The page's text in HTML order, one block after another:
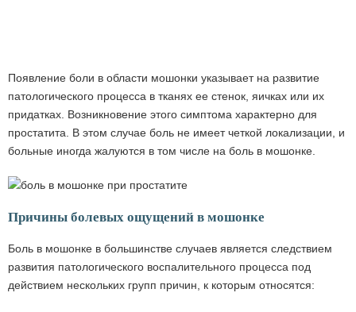
Появление боли в области мошонки указывает на развитие
патологического процесса в тканях ее стенок, яичках или их
придатках. Возникновение этого симптома характерно для
простатита. В этом случае боль не имеет четкой локализации, и
больные иногда жалуются в том числе на боль в мошонке.
Причины болевых ощущений в мошонке
Боль в мошонке в большинстве случаев является следствием
развития патологического воспалительного процесса под
действием нескольких групп причин, к которым относятся: